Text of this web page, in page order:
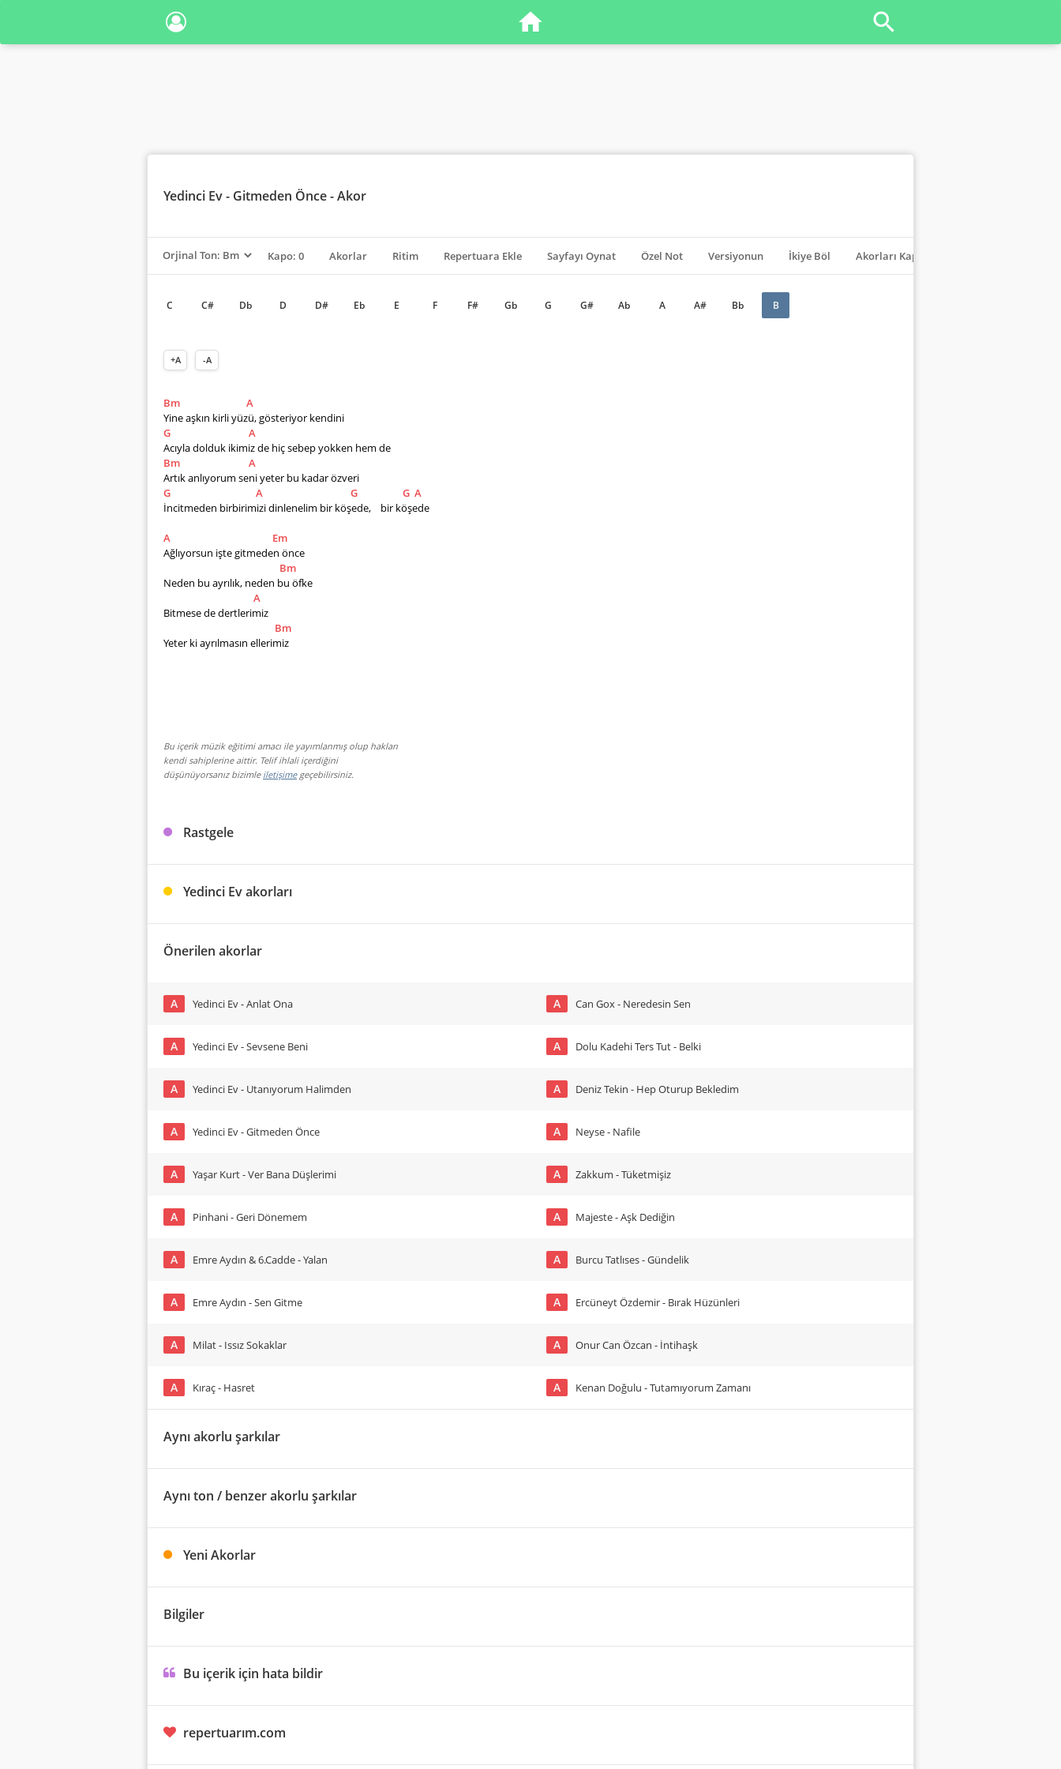
Yedinci Ev- Gitmeden Önce - Akor
Kapo: 0 Akorlar Ritim Repertuara Ekle Sayfayı Oynat Özel Not Versiyonun İkiye Böl Akorları Kapat
C C# Db D D# Eb E F F# Gb G G# Ab A A# Bb B
+A -A
Bm
A
Yine aşkın kirli yüzü, gösteriyor kendini
G
A
Acıyla dolduk ikimiz de hiç sebep yokken hem de
Bm
A
Artık anlıyorum seni yeter bu kadar özveri
G
A G G A
İncitmeden birbirimizi dinlenelim bir köşede,    bir köşede
A
Em
Ağlıyorsun işte gitmeden önce
Bm
Neden bu ayrılık, neden bu öfke
A
Bitmese de dertlerimiz
Bm
Yeter ki ayrılmasın ellerimiz
Bu içerik müzik eğitimi amacı ile yayımlanmış olup hakları
kendi sahiplerine aittir. Telif ihlali içerdiğini
düşünüyorsanız bizimle iletişimegeçebilirsiniz.
Rastgele
Yedinci Ev akorları
Önerilen akorlar
A Yedinci Ev - Anlat Ona
A Yedinci Ev - Sevsene Beni
A Yedinci Ev - Utanıyorum Halimden
A Yedinci Ev - Gitmeden Önce
A Yaşar Kurt - Ver Bana Düşlerimi
A Pinhani - Geri Dönemem
A Emre Aydın & 6.Cadde - Yalan
A Emre Aydın - Sen Gitme
A Milat - Issız Sokaklar
A Kıraç - Hasret
A Can Gox - Neredesin Sen
A Dolu Kadehi Ters Tut - Belki
A Deniz Tekin - Hep Oturup Bekledim
A Neyse - Nafile
A Zakkum - Tüketmişiz
A Majeste - Aşk Dediğin
A Burcu Tatlıses - Gündelik
A Ercüneyt Özdemir - Bırak Hüzünleri
A Onur Can Özcan - İntihaşk
A Kenan Doğulu - Tutamıyorum Zamanı
Aynı akorlu şarkılar
Aynı ton / benzer akorlu şarkılar
Yeni Akorlar
Bilgiler
Bu içerik için hata bildir
repertuarım.com